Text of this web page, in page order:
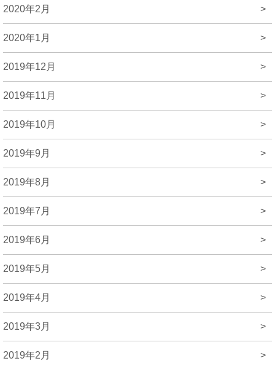
2020年2月 >
2020年1月 >
2019年12月 >
2019年11月 >
2019年10月 >
2019年9月 >
2019年8月 >
2019年7月 >
2019年6月 >
2019年5月 >
2019年4月 >
2019年3月 >
2019年2月 >